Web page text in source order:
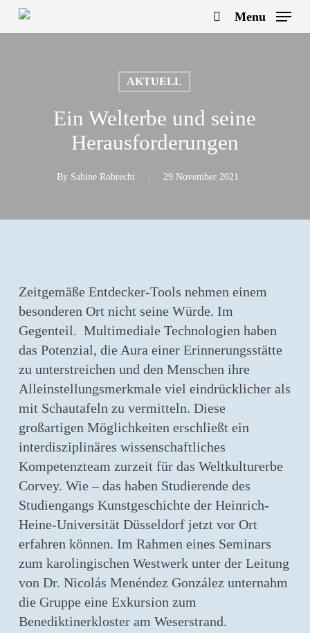
Skip
search
Menu
AKTUELL
Ein Welterbe und seine
Herausforderungen
By Sabine Robrecht 29 November 2021
Zeitgemäße Entdecker-Tools nehmen einem
besonderen Ort nicht seine Würde. Im
Gegenteil. Multimediale Technologien haben
das Potenzial, die Aura einer Erinnerungsstätte
zu unterstreichen und den Menschen ihre
Alleinstellungsmerkmale viel eindrücklicher als
mit Schautafeln zu vermitteln. Diese
großartigen Möglichkeiten erschließt ein
interdisziplinäres wissenschaftliches
Kompetenzteam zurzeit für das Weltkulturerbe
Corvey. Wie – das haben Studierende des
Studiengangs Kunstgeschichte der Heinrich-
Heine-Universität Düsseldorf jetzt vor Ort
erfahren können. Im Rahmen eines Seminars
zum karolingischen Westwerk unter der Leitung
von Dr. Nicolás Menéndez González unternahm
die Gruppe eine Exkursion zum
Benediktinerkloster am Weserstrand.